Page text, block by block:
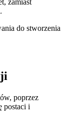
zamiast
do stworzenia
poprzez
postaci i